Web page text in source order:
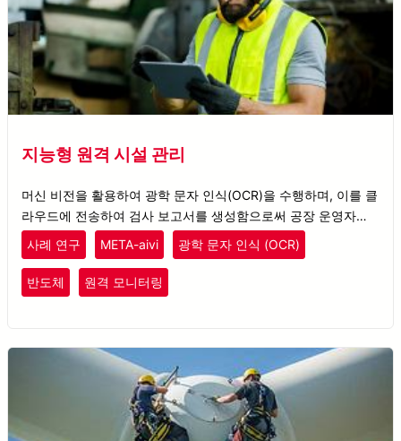
지능형 원격 시설 관리
머신 비전을 활용하여 광학 문자 인식(OCR)을 수행하며, 이를 클
라우드에 전송하여 검사 보고서를 생성함으로써 공장 운영자가
모바일 기기를 통해 시설 검사를 손쉽게 모니터링할 수 있도록 합
니다.
사례 연구 META-aivi 광학 문자 인식 (OCR)
반도체 원격 모니터링